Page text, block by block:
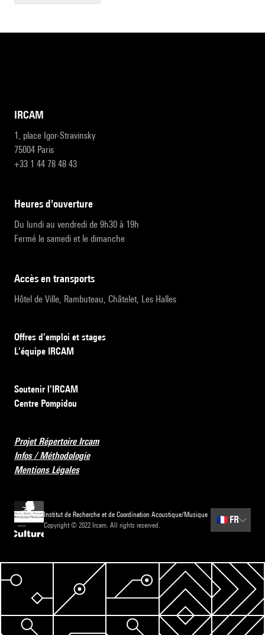
IRCAM
1, place Igor-Stravinsky
75004 Paris
+33 1 44 78 48 43
heures d'ouverture
Du lundi au vendredi de 9h30 à 19h
Fermé le samedi et le dimanche
accès en transports
Hôtel de Ville, Rambuteau, Châtelet, Les Halles
Offres d’emploi et stages
L’équipe IRCAM
Soutenir l’IRCAM
Centre Pompidou
Projet Répertoire Ircam
Infos / Méthodologie
Mentions Légales
Institut de Recherche et de Coordination Acoustique/Musique
Copyright © 2022 Ircam. All rights reserved.
🇫🇷 FR